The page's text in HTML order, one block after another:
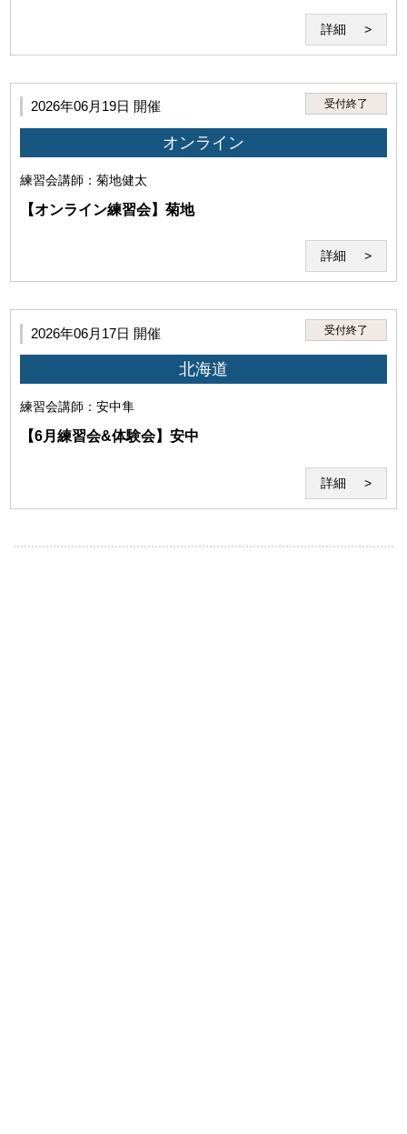
(3)本サービスで得た情報を外部へ伝達・公開する行為
(4)講師の実演・肖像等を録音・録画、撮影する行為
(5)犯罪・違法行為、公序良俗に反する行為
(6)本サービスの運営を妨げる行為、セミナー受講に不適
当な行為
詳細
2026年06月19日 開催 受付終了
オンライン
練習会講師：菊地健太
【オンライン練習会】菊地
詳細
2026年06月17日 開催 受付終了
北海道
練習会講師：安中隼
【6月練習会&体験会】安中
詳細